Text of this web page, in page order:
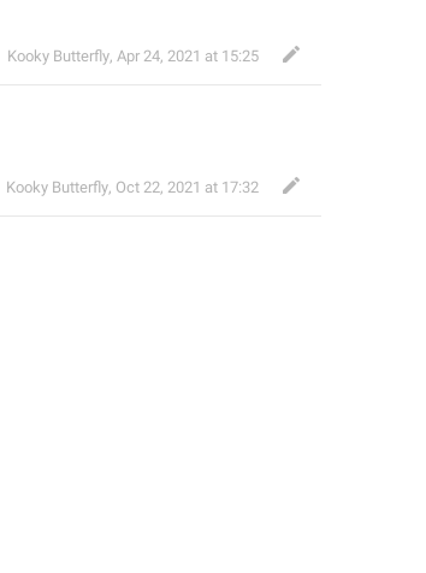
Kooky Butterfly, Apr 24, 2021 at 15:25
Kooky Butterfly, Oct 22, 2021 at 17:32